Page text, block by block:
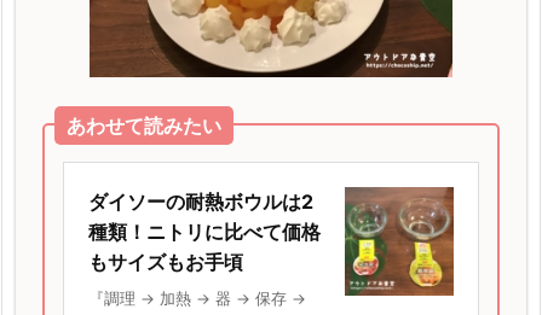
あわせて読みたい
ダイソーの耐熱ボウルは2
種類！ニトリに比べて価格
もサイズもお手頃
『調理 → 加熱 → 器 → 保存 →